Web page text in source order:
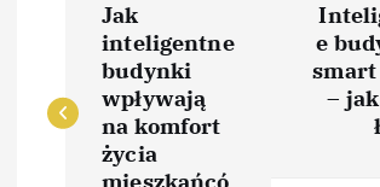
w
Jak
inteligentne
budynki
wpływają
na komfort
życia
e
–